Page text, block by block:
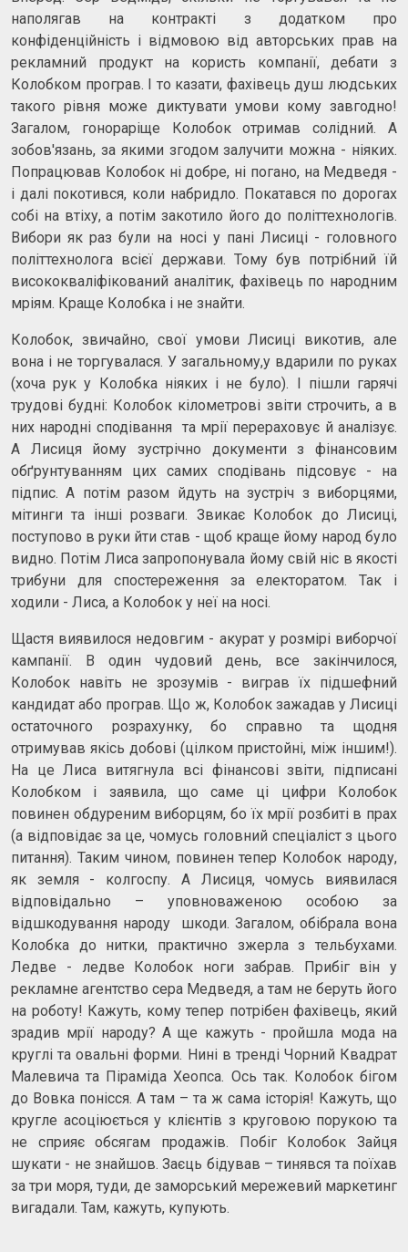
наполягав на контракті з додатком про
конфіденційність і відмовою від авторських прав на
рекламний продукт на користь компанії, дебати з
Колобком програв. І то казати, фахівець душ людських
такого рівня може диктувати умови кому завгодно!
Загалом, гонораріще Колобок отримав солідний. А
зобов'язань, за якими згодом залучити можна - ніяких.
Попрацював Колобок ні добре, ні погано, на Медведя -
і далі покотився, коли набридло. Покатався по дорогах
собі на втіху, а потім закотило його до політтехнологів.
Вибори як раз були на носі у пані Лисиці - головного
політтехнолога всієї держави. Тому був потрібний їй
висококваліфікований аналітик, фахівець по народним
мріям. Краще Колобка і не знайти.
Колобок, звичайно, свої умови Лисиці викотив, але
вона і не торгувалася. У загальному,у вдарили по руках
(хоча рук у Колобка ніяких і не було). І пішли гарячі
трудові будні: Колобок кілометрові звіти строчить, а в
них народні сподівання та мрії перераховує й аналізує.
А Лисиця йому зустрічно документи з фінансовим
обґрунтуванням цих самих сподівань підсовує - на
підпис. А потім разом йдуть на зустріч з виборцями,
мітинги та інші розваги. Звикає Колобок до Лисиці,
поступово в руки йти став - щоб краще йому народ було
видно. Потім Лиса запропонувала йому свій ніс в якості
трибуни для спостереження за електоратом. Так і
ходили - Лиса, а Колобок у неї на носі.
Щастя виявилося недовгим - акурат у розмірі виборчої
кампанії. В один чудовий день, все закінчилося,
Колобок навіть не зрозумів - виграв їх підшефний
кандидат або програв. Що ж, Колобок зажадав у Лисиці
остаточного розрахунку, бо справно та щодня
отримував якісь добові (цілком пристойні, між іншим!).
На це Лиса витягнула всі фінансові звіти, підписані
Колобком і заявила, що саме ці цифри Колобок
повинен обдуреним виборцям, бо їх мрії розбиті в прах
(а відповідає за це, чомусь головний спеціаліст з цього
питання). Таким чином, повинен тепер Колобок народу,
як земля - колгоспу. А Лисиця, чомусь виявилася
відповідально – уповноваженою особою за
відшкодування народу шкоди. Загалом, обібрала вона
Колобка до нитки, практично зжерла з тельбухами.
Ледве - ледве Колобок ноги забрав. Прибіг він у
рекламне агентство сера Медведя, а там не беруть його
на роботу! Кажуть, кому тепер потрібен фахівець, який
зрадив мрії народу? А ще кажуть - пройшла мода на
круглі та овальні форми. Нині в тренді Чорний Квадрат
Малевича та Піраміда Хеопса. Ось так. Колобок бігом
до Вовка понісся. А там – та ж сама історія! Кажуть, що
кругле асоціюється у клієнтів з круговою порукою та
не сприяє обсягам продажів. Побіг Колобок Зайця
шукати - не знайшов. Заєць бідував – тинявся та поїхав
за три моря, туди, де заморський мережевий маркетинг
вигадали. Там, кажуть, купують.